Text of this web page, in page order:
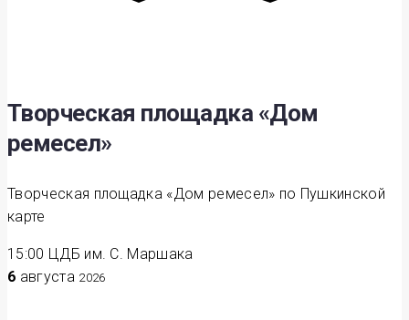
Творческая площадка «Дом
ремесел»
Творческая площадка «Дом ремесел» по Пушкинской
карте
15:00 ЦДБ им. С. Маршака
6 августа 2026